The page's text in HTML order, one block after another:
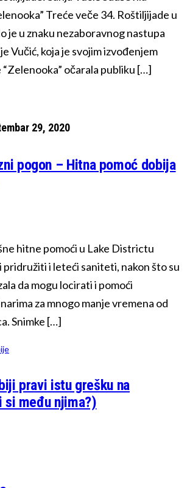
Treće veče 34. Roštiljijade u
je u znaku nezaboravnog nastupa
Vučić, koja je svojim izvođenjem
očarala publiku […]
29, 2020
pogon – Hitna pomoć dobija
hitne pomoći u Lake Districtu
pridružiti i leteći saniteti, nakon što su
da mogu locirati i pomoći
za mnogo manje vremena od
Snimke […]
pravi istu grešku na
si među njima?)